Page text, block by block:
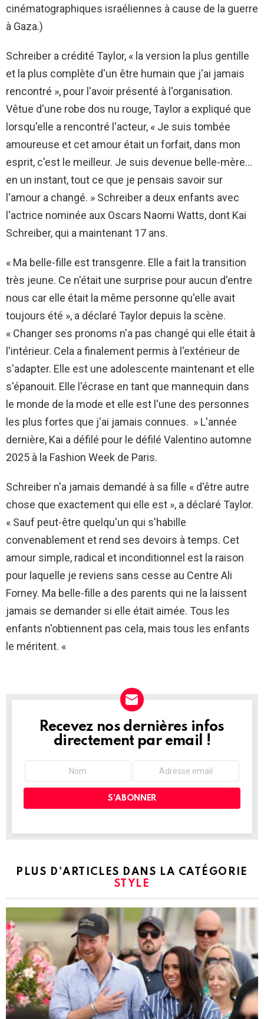
cinématographiques israéliennes à cause de la guerre
à Gaza.)
Schreiber a crédité Taylor, « la version la plus gentille
et la plus complète d'un être humain que j'ai jamais
rencontré », pour l'avoir présenté à l'organisation.
Vêtue d'une robe dos nu rouge, Taylor a expliqué que
lorsqu'elle a rencontré l'acteur, « Je suis tombée
amoureuse et cet amour était un forfait, dans mon
esprit, c'est le meilleur. Je suis devenue belle-mère…
en un instant, tout ce que je pensais savoir sur
l'amour a changé. » Schreiber a deux enfants avec
l'actrice nominée aux Oscars Naomi Watts, dont Kai
Schreiber, qui a maintenant 17 ans.
« Ma belle-fille est transgenre. Elle a fait la transition
très jeune. Ce n'était une surprise pour aucun d'entre
nous car elle était la même personne qu'elle avait
toujours été », a déclaré Taylor depuis la scène.
« Changer ses pronoms n'a pas changé qui elle était à
l'intérieur. Cela a finalement permis à l'extérieur de
s'adapter. Elle est une adolescente maintenant et elle
s'épanouit. Elle l'écrase en tant que mannequin dans
le monde de la mode et elle est l'une des personnes
les plus fortes que j'ai jamais connues. » L'année
dernière, Kai a défilé pour le défilé Valentino automne
2025 à la Fashion Week de Paris.
Schreiber n'a jamais demandé à sa fille « d'être autre
chose que exactement qui elle est », a déclaré Taylor.
« Sauf peut-être quelqu'un qui s'habille
convenablement et rend ses devoirs à temps. Cet
amour simple, radical et inconditionnel est la raison
pour laquelle je reviens sans cesse au Centre Ali
Forney. Ma belle-fille a des parents qui ne la laissent
jamais se demander si elle était aimée. Tous les
enfants n'obtiennent pas cela, mais tous les enfants
le méritent. «
NEWSLETTER
Recevez nos dernières infos
directement par email !
PLUS D'ARTICLES DANS LA CATÉGORIE
STYLE